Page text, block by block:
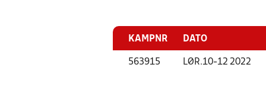
KAMPNR DATO
563915 LØR.10-12 2022